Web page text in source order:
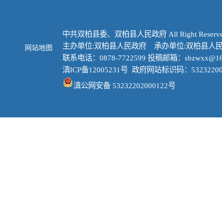
网站地图
中共双柏县委、双柏县人民政府 All Right
主办单位:双柏县人民政府 承办单位:双柏县人
联系电话：0878-7722599 投稿邮箱：
滇ICP备12005231号 政府网站标识码：
滇公网安备 53232202000122号